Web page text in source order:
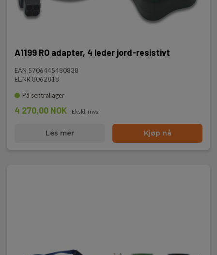
A1199 RO adapter, 4 leder jord-resistivt
EAN 5706445480838
EL.NR 8062818
På sentrallager
4 270,00 NOK Ekskl. mva
Les mer Kjøp nå